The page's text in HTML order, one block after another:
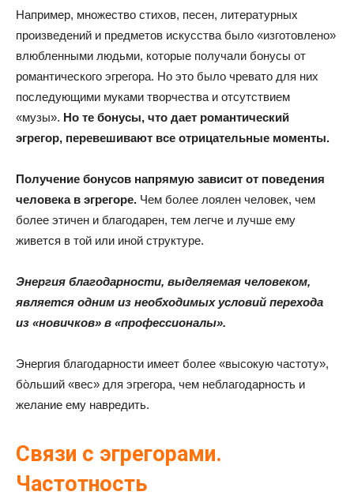
Например, множество стихов, песен, литературных
произведений и предметов искусства было «изготовлено»
влюбленными людьми, которые получали бонусы от
романтического эгрегора. Но это было чревато для них
последующими муками творчества и отсутствием
«музы». Но те бонусы, что дает романтический
эгрегор, перевешивают все отрицательные моменты.
Получение бонусов напрямую зависит от поведения
человека в эгрегоре. Чем более лоялен человек, чем
более этичен и благодарен, тем легче и лучше ему
живется в той или иной структуре.
Энергия благодарности, выделяемая человеком,
является одним из необходимых условий перехода
из «новичков» в «профессионалы».
Энергия благодарности имеет более «высокую частоту»,
бо̀льший «вес» для эгрегора, чем неблагодарность и
желание ему навредить.
Связи с эгрегорами.
Частотность